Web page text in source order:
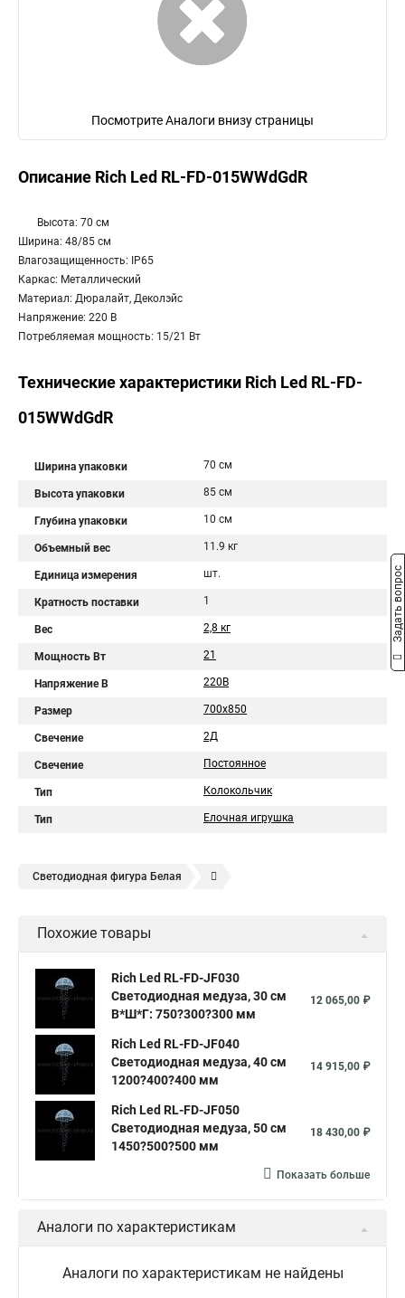
Посмотрите Аналоги внизу страницы
Описание Rich Led RL-FD-015WWdGdR
Высота: 70 см
Ширина: 48/85 см
Влагозащищенность: IP65
Каркас: Металлический
Материал: Дюралайт, Деколэйс
Напряжение: 220 В
Потребляемая мощность: 15/21 Вт
Технические характеристики Rich Led RL-FD-
015WWdGdR
Ширина упаковки 70 см
Высота упаковки 85 см
Глубина упаковки 10 см
Объемный вес 11.9 кг
Единица измерения шт.
Кратность поставки 1
Вес 2,8 кг
Мощность Вт 21
Напряжение В 220В
Размер 700х850
Свечение 2Д
Свечение Постоянное
Тип Колокольчик
Тип Елочная игрушка
Светодиодная фигура Белая
Светодиодные led фигуры Уличный фигуры светодиодные
Новогодняя светодиодные фигуры
Светодиодная фигуры купить Фигуры светодиодные олени
Светодиодные фигуры новый год
Фигура светодиодная купить
Светодиодная фигура с новым годом
Светодиодная фигура олень Светодиодная фигура уличная
Фигура светодиодная уличная
Светодиодный уличный фигуры
Светодиодные фигуры олени
Похожие товары
Rich Led RL-FD-JF030
Светодиодная медуза, 30 см
В*Ш*Г: 750?300?300 мм
12 065,00 ₽
Rich Led RL-FD-JF040
Светодиодная медуза, 40 см
1200?400?400 мм
14 915,00 ₽
Rich Led RL-FD-JF050
Светодиодная медуза, 50 см
1450?500?500 мм
18 430,00 ₽
Показать больше
Аналоги по характеристикам
Аналоги по характеристикам не найдены
Задать вопрос